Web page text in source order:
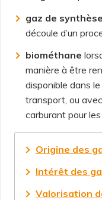
gaz de synthèse
découle d’un
biométhane
manière à être
disponible dans
transport, ou
carburant pour
Origine des
Intérêt des
Valorisation